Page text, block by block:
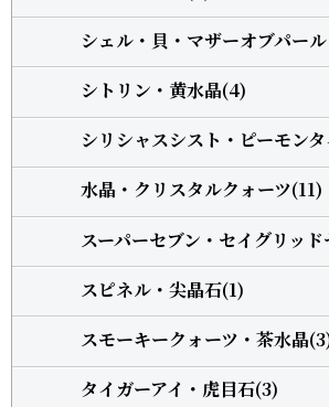
シトリン・黄水晶(4)
シリシャスシスト・ピーモン
水晶・クリスタルクォーツ(11)
スーパーセブン・セイグリッ
スピネル・尖晶石(1)
スモーキークォーツ・茶水晶
タイガーアイ・虎目石(3)